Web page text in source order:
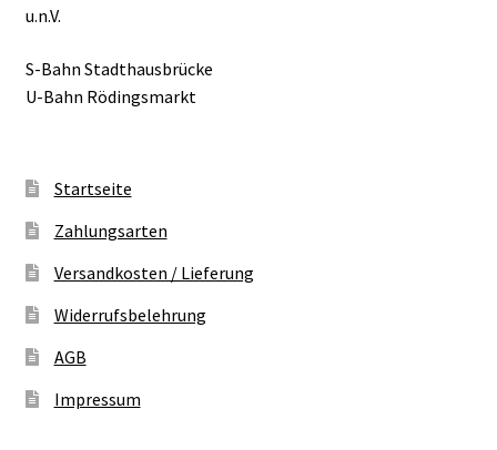
u.n.V.
S-Bahn Stadthausbrücke
U-Bahn Rödingsmarkt
Startseite
Zahlungsarten
Versandkosten / Lieferung
Widerrufsbelehrung
AGB
Impressum